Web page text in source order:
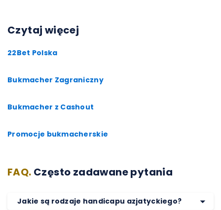
Czytaj więcej
22Bet Polska
Bukmacher Zagraniczny
Bukmacher z Cashout
Promocje bukmacherskie
FAQ. Często zadawane pytania
Jakie są rodzaje handicapu azjatyckiego?